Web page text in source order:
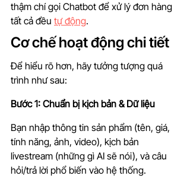
thậm chí gọi Chatbot để xử lý đơn hàng
tất cả đều tự động.
Cơ chế hoạt động chi tiết
Để hiểu rõ hơn, hãy tưởng tượng quá
trình như sau:
Bước 1: Chuẩn bị kịch bản & Dữ liệu
Bạn nhập thông tin sản phẩm (tên, giá,
tính năng, ảnh, video), kịch bản
livestream (những gì AI sẽ nói), và câu
hỏi/trả lời phổ biến vào hệ thống.